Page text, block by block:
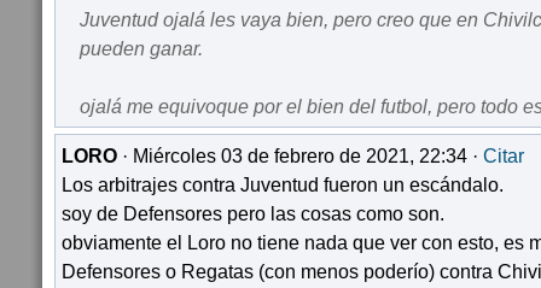
Juventud ojalá les vaya bien, pero creo que en
pueden ganar.
ojalá me equivoque por el bien del futbol, pero todo
LORO · Miércoles 03 de febrero de 2021, 22:34 · Citar
Los arbitrajes contra Juventud fueron un escándalo.
soy de Defensores pero las cosas como son.
obviamente el Loro no tiene nada que ver con esto, es
Defensores o Regatas (con menos poderío) contra